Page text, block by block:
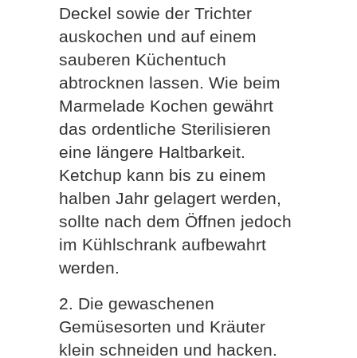
Deckel sowie der Trichter
auskochen und auf einem
sauberen Küchentuch
abtrocknen lassen. Wie beim
Marmelade Kochen gewährt
das ordentliche Sterilisieren
eine längere Haltbarkeit.
Ketchup kann bis zu einem
halben Jahr gelagert werden,
sollte nach dem Öffnen jedoch
im Kühlschrank aufbewahrt
werden.
2. Die gewaschenen
Gemüsesorten und Kräuter
klein schneiden und hacken.